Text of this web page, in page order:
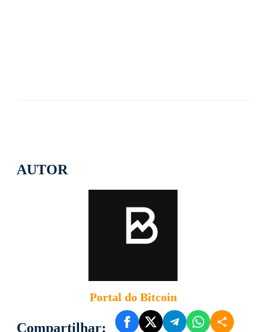
AUTOR
Portal do Bitcoin
Compartilhar: